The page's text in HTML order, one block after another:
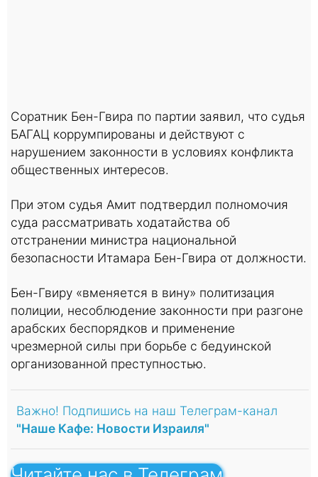
Соратник Бен-Гвира по партии заявил, что судья
БАГАЦ коррумпированы и действуют с
нарушением законности в условиях конфликта
общественных интересов.
При этом судья Амит подтвердил полномочия
суда рассматривать ходатайства об
отстранении министра национальной
безопасности Итамара Бен-Гвира от должности.
Бен-Гвиру «вменяется в вину» политизация
полиции, несоблюдение законности при разгоне
арабских беспорядков и применение
чрезмерной силы при борьбе с бедуинской
организованной преступностью.
Важно! Подпишись на наш Телеграм-канал
"Наше Кафе: Новости Израиля"